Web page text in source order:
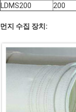
LDMS200
200
먼지 수집 장치: